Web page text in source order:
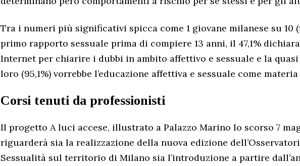
Tra i numeri più significativi spicca come 1 giovane milanese su 10
primo rapporto sessuale prima di compiere 13 anni, il 47,1%
Internet per chiarire i dubbi in ambito affettivo e sessuale e la
loro (95,1%) vorrebbe l’educazione affettiva e sessuale come
Corsi tenuti da professionisti
Il progetto A luci accese, illustrato a Palazzo Marino lo scorso 7
riguarderà sia la realizzazione della nuova edizione
Sessualità sul territorio di Milano sia l’introduzione a partire